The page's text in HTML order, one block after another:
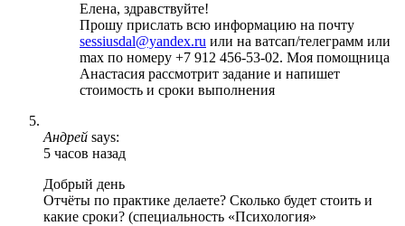
Елена, здравствуйте!
Прошу прислать всю информацию на почту
sessiusdal@yandex.ru или на ватсап/телеграмм или
max по номеру +7 912 456-53-02. Моя помощница
Анастасия рассмотрит задание и напишет
стоимость и сроки выполнения
Андрей says:
5 часов назад
Добрый день
Отчёты по практике делаете? Сколько будет стоить и
какие сроки? (специальность «Психология»